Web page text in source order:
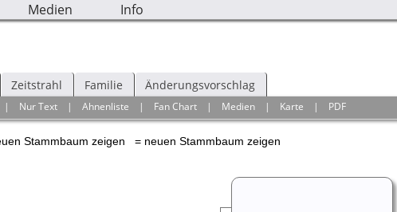
Medien Info
Zeitstrahl Familie Änderungsvorschlag
| Nur Text |Ahnenliste | Fan Chart | Medien | Karte | PDF
= neuen Stammbaum zeigen